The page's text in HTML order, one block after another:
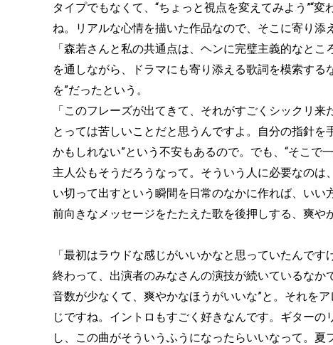
タイプでもなくて、“ちょっと視点を変えてみよう”“
ね。リアルな心情を描いた作品なので、そこに寄り添
「森若さんと私の共通点は、ヘンに完璧主義的なと
を通しながら、ドラマにも寄り添える歌詞を模索す
を”だったという。
「このフレーズが出てきて、それがすごくシックリ
とっては苦しいことだと思うんですよ。自分の指針
かもしれない”という不安もあるので。でも、“そこで
主人公もそうだろうなって。そういう人に必要なの
い切って出すという瞬間を日常のなかに作れば、いい
前向きなメッセージをたたえた歌を後押しする、爽や
「最初はラウドな感じがいいかなと思っていたんで
終わって、出演者のみなさんの演技が続いているなか
音数が少なくて、爽やかなほうがいいな”と。それを
じですね。イントロもすごく好きなんです。ギター
し、この曲がそういうふうになったらいいなって。